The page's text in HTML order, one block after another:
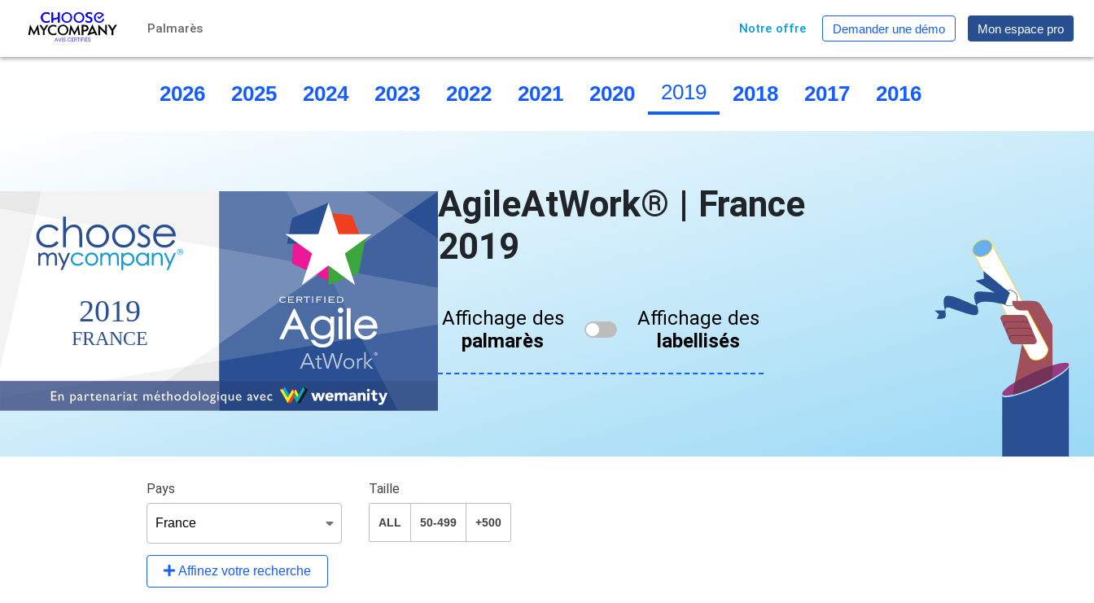
Palmarès Notre offre Demander une démo Mon espace pro
2026 2025 2024 2023 2022 2021 2020 2019 2018 2017 2016
AgileAtWork® | France
2019
Affichage des
palmarès
Affichage des
labellisés
Pays Taille
ALL 50-499 +500
Affinez votre recherche